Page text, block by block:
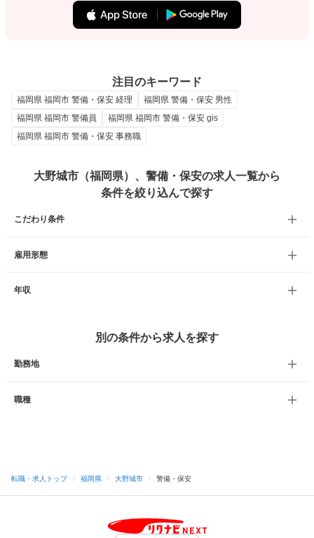
注目のキーワード
福岡県 福岡市 警備・保安 経理
福岡県 警備・保安 男性
福岡県 福岡市 警備員
福岡県 福岡市 警備・保安 gis
福岡県 福岡市 警備・保安 事務職
大野城市（福岡県）、警備・保安の求人一覧から
条件を絞り込んで探す
こだわり条件
雇用形態
年収
別の条件から求人を探す
勤務地
職種
転職・求人トップ / 福岡県 / 大野城市 / 警備・保安